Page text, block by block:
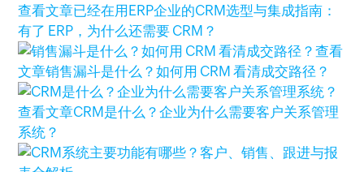
查看文章已经在用ERP企业的CRM选型与集成指南：
有了 ERP，为什么还需要 CRM？
查看
文章销售漏斗是什么？如何用 CRM 看清成交路径？
查看文章CRM是什么？企业为什么需要客户关系管理
系统？